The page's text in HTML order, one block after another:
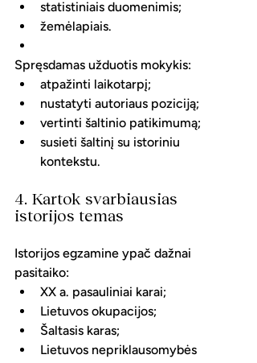
statistiniais duomenimis;
žemėlapiais.
Spręsdamas užduotis mokykis:
atpažinti laikotarpį;
nustatyti autoriaus poziciją;
vertinti šaltinio patikimumą;
susieti šaltinį su istoriniu
kontekstu.
4. Kartok svarbiausias
istorijos temas
Istorijos egzamine ypač dažnai
pasitaiko:
XX a. pasauliniai karai;
Lietuvos okupacijos;
Šaltasis karas;
Lietuvos nepriklausomybės